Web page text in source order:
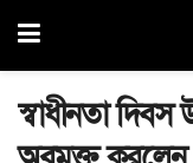
স্বাধীনতা